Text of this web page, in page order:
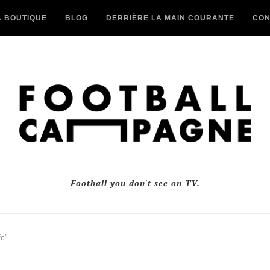
BOUTIQUE BLOG DERRIÈRE LA MAIN COURANTE
Football you don't see on TV.